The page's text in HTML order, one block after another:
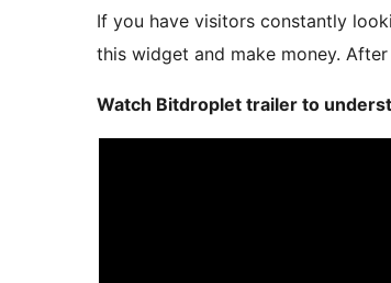
If you have visitors constantly
this widget and make money.
Watch Bitdroplet trailer to